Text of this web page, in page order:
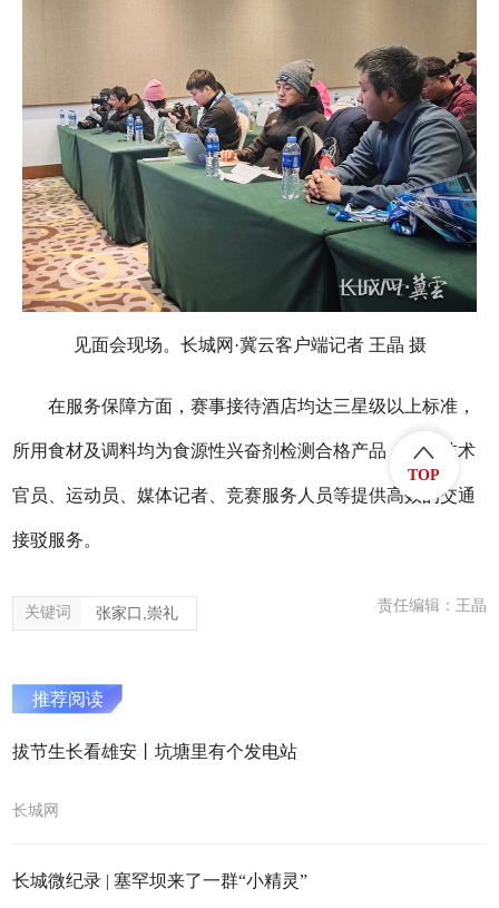
见面会现场。长城网·冀云客户端记者 王晶 摄
在服务保障方面，赛事接待酒店均达三星级以上标准，
所用食材及调料均为食源性兴奋剂检测合格产品，并为技术
官员、运动员、媒体记者、竞赛服务人员等提供高效的交通
接驳服务。
关键词 张家口,崇礼 责任编辑：王晶
推荐阅读
拔节生长看雄安丨坑塘里有个发电站
长城网
长城微纪录 | 塞罕坝来了一群“小精灵”
TOP